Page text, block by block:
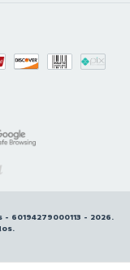
60194279000113 - 2026.